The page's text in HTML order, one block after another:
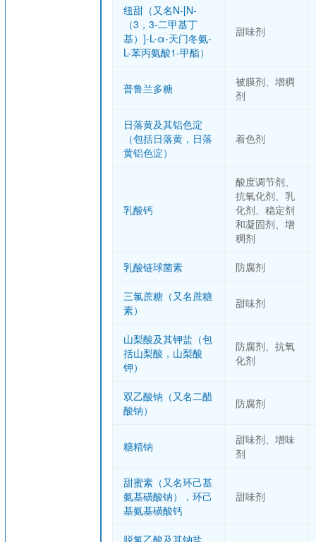
纽甜（又名N-[N-
（3，3-二甲基丁
基）]-L-α-天门冬氨-
L-苯丙氨酸1-甲酯）
甜味剂
普鲁兰多糖
被膜剂、增稠
剂
日落黄及其铝色淀
（包括日落黄，日落
黄铝色淀）
着色剂
乳酸钙
酸度调节剂、
抗氧化剂、乳
化剂、稳定剂
和凝固剂、增
稠剂
乳酸链球菌素 防腐剂
三氯蔗糖（又名蔗糖
素）
甜味剂
山梨酸及其钾盐（包
括山梨酸，山梨酸
钾）
防腐剂、抗氧
化剂
双乙酸钠（又名二醋
酸钠）
防腐剂
糖精钠
甜味剂、增味
剂
甜蜜素（又名环己基
氨基磺酸钠），环己
基氨基磺酸钙
甜味剂
脱氢乙酸及其钠盐